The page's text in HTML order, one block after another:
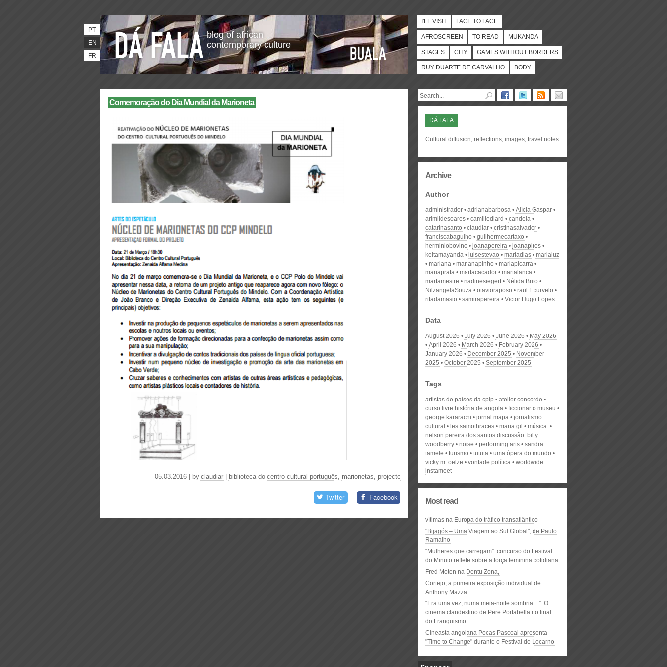
blog of african
contemporary culture
PT
EN
FR
I'LL VISIT FACE TO FACE
AFROSCREEN TO READ MUKANDA
STAGES CITY GAMES WITHOUT BORDERS
RUY DUARTE DE CARVALHO BODY
Comemoração do Dia Mundial da Marioneta
05.03.2016 | by claudiar biblioteca do centro cultural português, marionetas, projecto
Twitter Facebook
DÁ FALA
Cultural diffusion, reflections, images, travel notes
Archive
Author
administrador adrianabarbosa
Alícia Gaspar
arimildesoares
camillediard
candela
catarinasanto
claudiar
cristinasalvador
franciscabagulho
guilhermecartaxo
herminiobovino
joanapereira
joanapires
keitamayanda
luisestevao mariadias
marialuz
mariana
marianapinho
mariapicarra
mariaprata
martacacador
martalanca
martamestre
nadinesiegert
Nélida Brito
NilzangelaSouza
otavioraposo
raul f. curvelo
ritadamasio
samirapereira Victor Hugo Lopes
Data
August 2026 July 2026 June 2026
May 2026
April 2026
March 2026
February 2026
January 2026
December 2025
November
2025
October 2025 September 2025
Tags
artistas de países da cplp
atelier concorde
curso livre história de angola
ficcionar o museu
george kararachi
jornal mapa
jornalismo
cultural
les samothraces maria gil
música.
nelson pereira dos santos discussão: billy
woodberry
noise performing arts
sandra
tamele
turismo tututa
uma ópera do mundo
vicky m. oelze
vontade política
worldwide
instameet
Most read
vítimas na Europa do tráfico transatlântico
"Bijagós – Uma Viagem ao Sul Global", de Paulo
Ramalho
“Mulheres que carregam”: concurso do Festival
do Minuto reflete sobre a força feminina cotidiana
Fred Moten na Dentu Zona,
Cortejo, a primeira exposição individual de
Anthony Mazza
“Era uma vez, numa meia-noite sombria…”: O
cinema clandestino de Pere Portabella no final
do Franquismo
Cineasta angolana Pocas Pascoal apresenta
"Time to Change" durante o Festival de Locarno